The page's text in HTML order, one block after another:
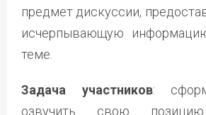
предмет дискуссии,
исчерпывающую
теме.
Задача участников:
озвучить свою